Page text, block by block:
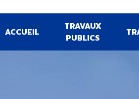
ACCUEIL
TRAVAUX
PUBLICS